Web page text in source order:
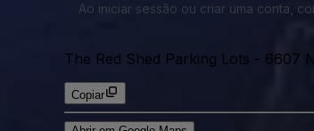
Ao iniciar sessão ou criar uma conta,
The Red Shed Parking Lots - 6607
Copiar